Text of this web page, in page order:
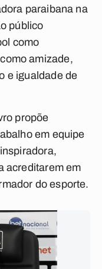
paraibana na
público
como
amizade,
e igualdade de
propõe
em equipe
acreditarem em
do esporte.